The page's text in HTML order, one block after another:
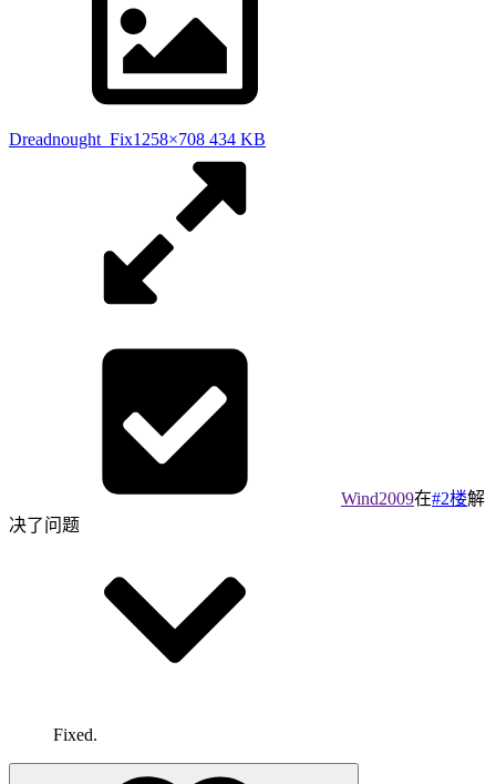
Dreadnought_Fix1258×708 434 KB
Wind2009在#2楼解
决了问题
Fixed.